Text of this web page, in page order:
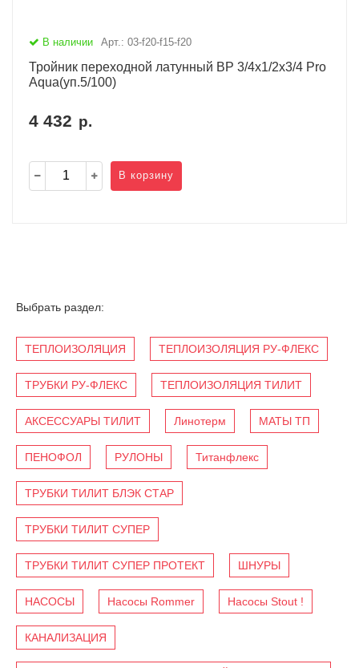
В наличии Арт.: 03-f20-f15-f20
Тройник переходной латунный ВР 3/4х1/2х3/4 Pro
Aqua(уп.5/100)
4 432 р.
В корзину
Выбрать раздел:
ТЕПЛОИЗОЛЯЦИЯ ТЕПЛОИЗОЛЯЦИЯ РУ-ФЛЕКС
ТРУБКИ РУ-ФЛЕКС ТЕПЛОИЗОЛЯЦИЯ ТИЛИТ
АКСЕССУАРЫ ТИЛИТ Линотерм МАТЫ ТП
ПЕНОФОЛ РУЛОНЫ Титанфлекс
ТРУБКИ ТИЛИТ БЛЭК СТАР
ТРУБКИ ТИЛИТ СУПЕР
ТРУБКИ ТИЛИТ СУПЕР ПРОТЕКТ ШНУРЫ
НАСОСЫ Насосы Rommer Насосы Stout !
КАНАЛИЗАЦИЯ